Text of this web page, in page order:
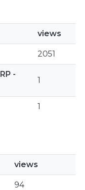
views
2051
-
1
1
views
94